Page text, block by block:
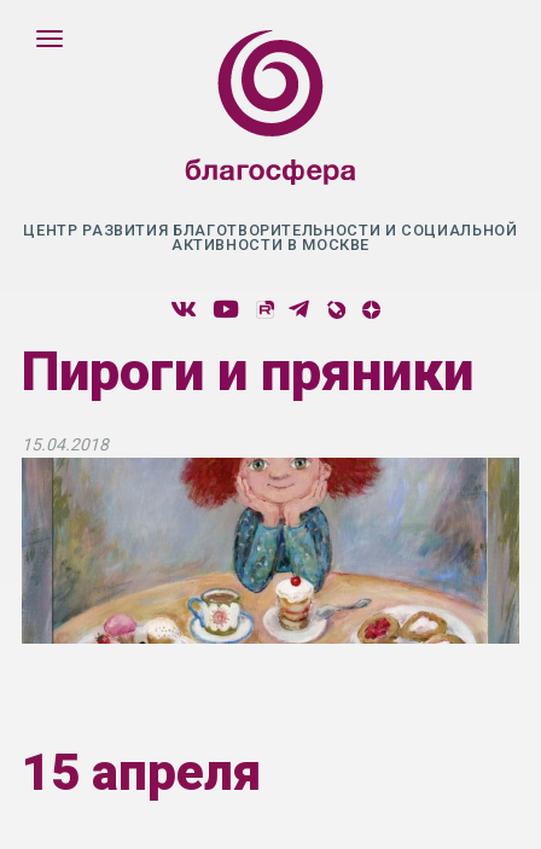
ЦЕНТР РАЗВИТИЯ БЛАГОТВОРИТЕЛЬНОСТИ И СОЦИАЛЬНОЙ
АКТИВНОСТИ В МОСКВЕ
Пироги и пряники
15.04.2018
15 апреля